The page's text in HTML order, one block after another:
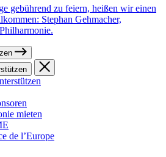
gebührend zu feiern, heißen wir einen
Stephan Gehmacher,
mieten
de l’Europe